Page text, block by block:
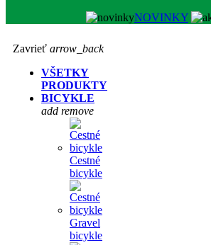
NOVINKY
Zavrieť arrow_back
VŠETKY
PRODUKTY
BICYKLE
add remove
Cestné
bicykle
Gravel
bicykle